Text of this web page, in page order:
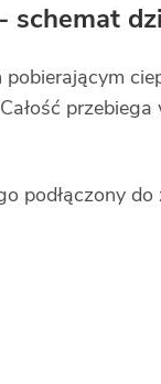
przebiega
podłączony do